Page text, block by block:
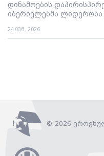
დინამოების
იბერიელებმა ლიდერობა
24 ივნ. 2026
© 2026